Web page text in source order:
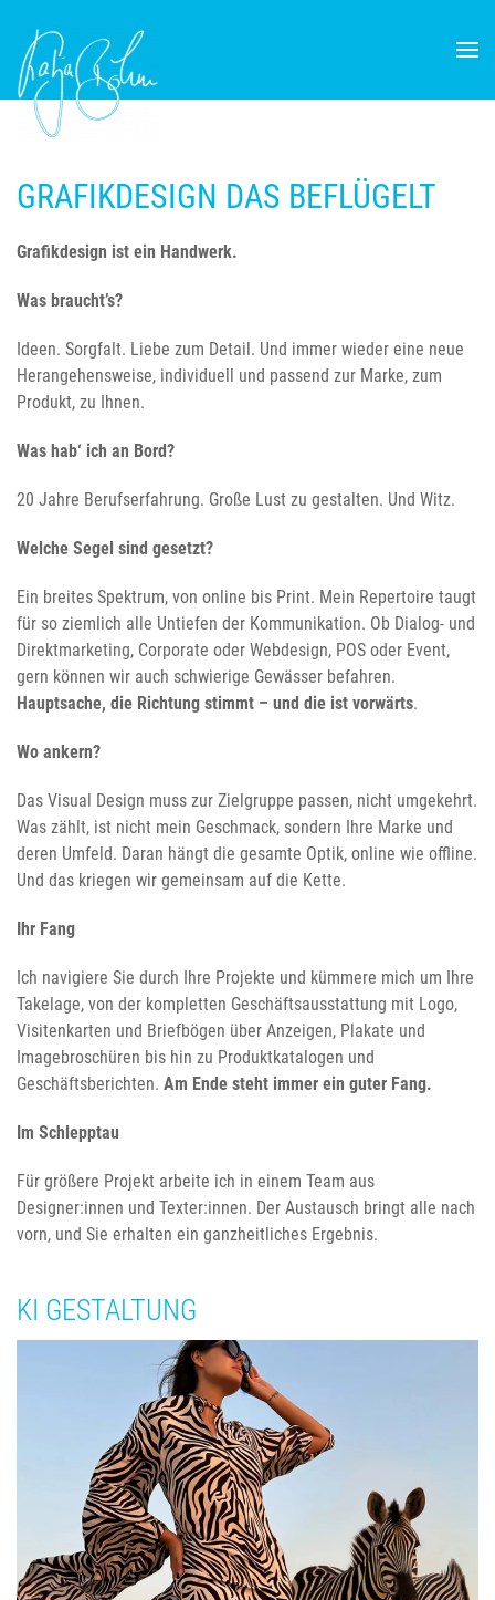
Skip to main content
GRAFIKDESIGN DAS BEFLÜGELT
Grafikdesign ist ein Handwerk.
Was braucht’s?
Ideen. Sorgfalt. Liebe zum Detail. Und immer wieder eine neue
Herangehensweise, individuell und passend zur Marke, zum
Produkt, zu Ihnen.
Was hab‘ ich an Bord?
20 Jahre Berufserfahrung. Große Lust zu gestalten. Und Witz.
Welche Segel sind gesetzt?
Ein breites Spektrum, von online bis Print. Mein Repertoire taugt
für so ziemlich alle Untiefen der Kommunikation. Ob Dialog- und
Direktmarketing, Corporate oder Webdesign, POS oder Event,
gern können wir auch schwierige Gewässer befahren.
Hauptsache, die Richtung stimmt – und die ist vorwärts.
Wo ankern?
Das Visual Design muss zur Zielgruppe passen, nicht umgekehrt.
Was zählt, ist nicht mein Geschmack, sondern Ihre Marke und
deren Umfeld. Daran hängt die gesamte Optik, online wie offline.
Und das kriegen wir gemeinsam auf die Kette.
Ihr Fang
Ich navigiere Sie durch Ihre Projekte und kümmere mich um Ihre
Takelage, von der kompletten Geschäftsausstattung mit Logo,
Visitenkarten und Briefbögen über Anzeigen, Plakate und
Imagebroschüren bis hin zu Produktkatalogen und
Geschäftsberichten. Am Ende steht immer ein guter Fang.
Im Schlepptau
Für größere Projekt arbeite ich in einem Team aus
Designer:innen und Texter:innen. Der Austausch bringt alle nach
vorn, und Sie erhalten ein ganzheitliches Ergebnis.
KI GESTALTUNG
Simone Bruns